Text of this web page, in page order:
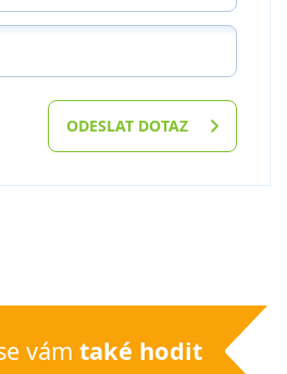
ODESLAT DOTAZ
vám také hodit